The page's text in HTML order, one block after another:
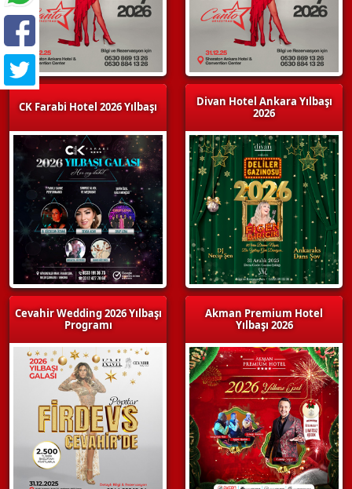
CK Farabi Hotel 2026 Yılbaşı
Cevahir Wedding 2026 Yılbaşı
Programı
Divan Hotel Ankara Yılbaşı
2026
Akman Premium Hotel
Yılbaşı 2026